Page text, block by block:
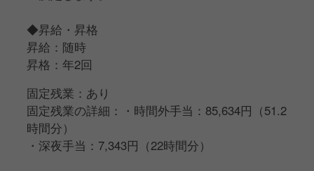
◆昇給・昇格
昇給：随時
昇格：年2回
固定残業：あり
固定残業の詳細：・時間外手当：85,634円（51.2
時間分）
・深夜手当：7,343円（22時間分）